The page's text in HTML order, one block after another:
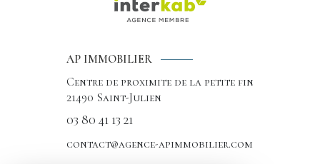
AP IMMOBILIER
Centre de proximite de la petite fin
21490 Saint-Julien
03 80 41 13 21
contact@agence-apimmobilier.com